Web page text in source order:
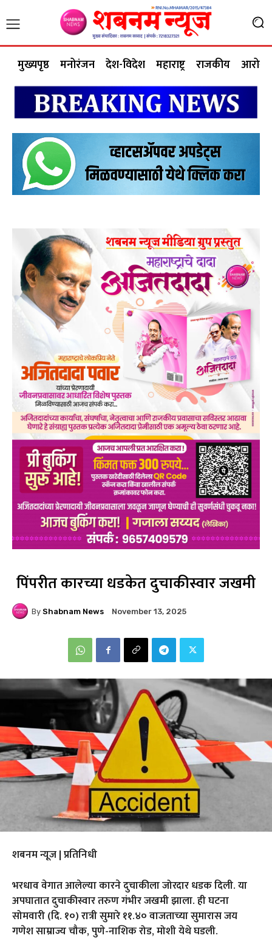
मुख्यपृष्ठ मनोरंजन देश-विदेश महाराष्ट्र राजकीय आरोग्य
पिंपरीत कारच्या धडकेत दुचाकीस्वार जखमी
By Shabnam News November 13, 2025
शबनम न्यूज | प्रतिनिधी
भरधाव वेगात आलेल्या कारने दुचाकीला जोरदार धडक दिली. या
अपघातात दुचाकीस्वार तरुण गंभीर जखमी झाला. ही घटना
सोमवारी (दि. १०) रात्री सुमारे ११.४० वाजताच्या सुमारास जय
गणेश साम्राज्य चौक, पुणे-नाशिक रोड, मोशी येथे घडली.